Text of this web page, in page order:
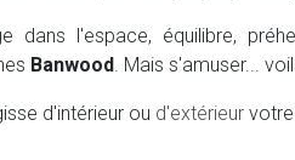
dans l'espace, équilibre,
Banwood . Mais s'amuser...
d'intérieur ou d'extérieur